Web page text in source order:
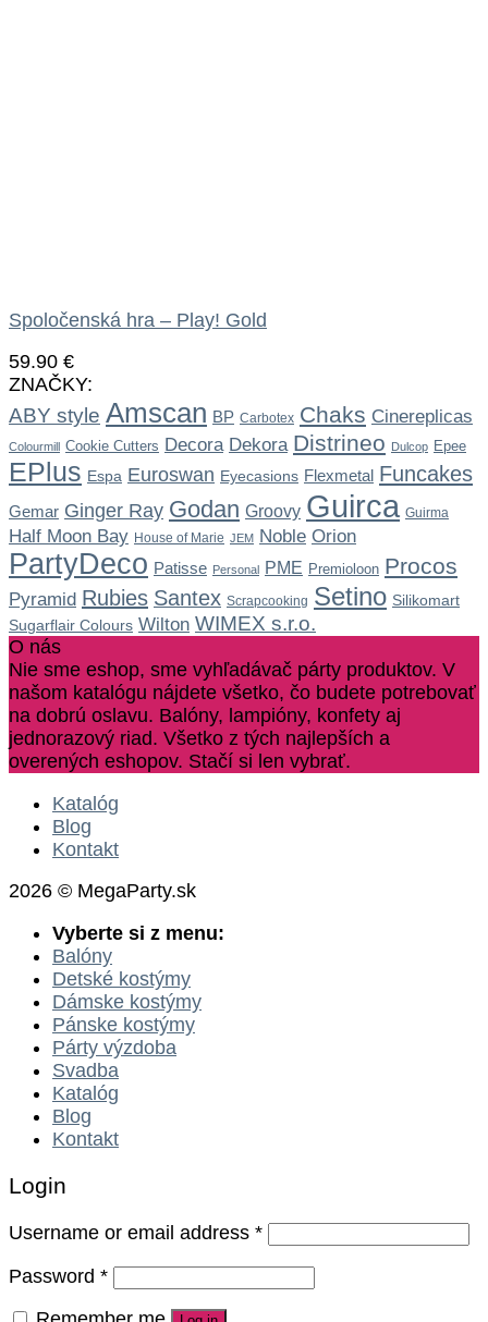
Spoločenská hra – Play! Gold
59.90 €
ZNAČKY:
ABY style Amscan BP Carbotex Chaks Cinereplicas
Colourmill Cookie Cutters Decora Dekora Distrineo Dulcop Epee
EPlus Espa Euroswan Eyecasions Flexmetal Funcakes
Gemar Ginger Ray Godan Groovy Guirca Guirma
Half Moon Bay House of Marie JEM Noble Orion
PartyDeco Patisse Personal PME Premioloon Procos
Pyramid Rubies Santex Scrapcooking Setino Silikomart
Sugarflair Colours Wilton WIMEX s.r.o.
O nás
Nie sme eshop, sme vyhľadávač párty produktov. V
našom katalógu nájdete všetko, čo budete potrebovať
na dobrú oslavu. Balóny, lampióny, konfety aj
jednorazový riad. Všetko z tých najlepších a
overených eshopov. Stačí si len vybrať.
Katalóg
Blog
Kontakt
2026 © MegaParty.sk
Vyberte si z menu:
Balóny
Detské kostýmy
Dámske kostýmy
Pánske kostýmy
Párty výzdoba
Svadba
Katalóg
Blog
Kontakt
Login
Username or email address *
Password *